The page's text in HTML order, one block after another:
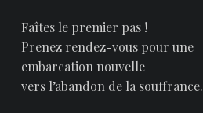
Faîtes le premier pas !
Prenez rendez-vous pour une
embarcation nouvelle
vers l’abandon de la souffrance.